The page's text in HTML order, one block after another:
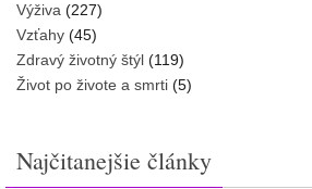
Výživa (227)
Vzťahy (45)
Zdravý životný štýl (119)
Život po živote a smrti (5)
Najčitanejšie články